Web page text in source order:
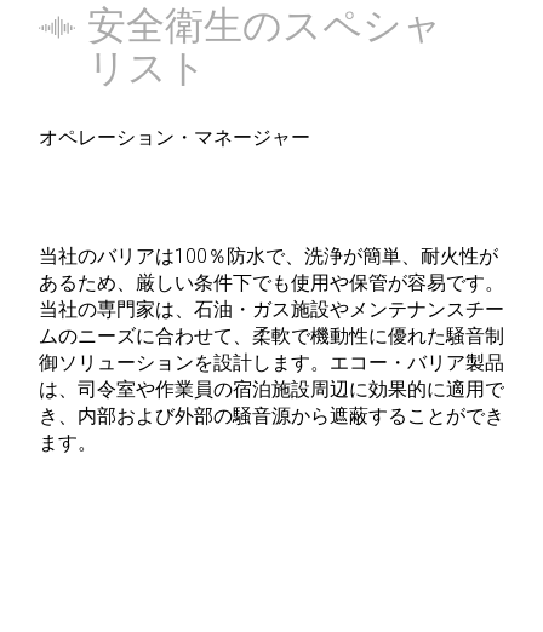
安全衛生のスペシャ
リスト
オペレーション・マネージャー
当社のバリアは100％防水で、洗浄が簡単、耐火性が
あるため、厳しい条件下でも使用や保管が容易です。
当社の専門家は、石油・ガス施設やメンテナンスチー
ムのニーズに合わせて、柔軟で機動性に優れた騒音制
御ソリューションを設計します。エコー・バリア製品
は、司令室や作業員の宿泊施設周辺に効果的に適用で
き、内部および外部の騒音源から遮蔽することができ
ます。